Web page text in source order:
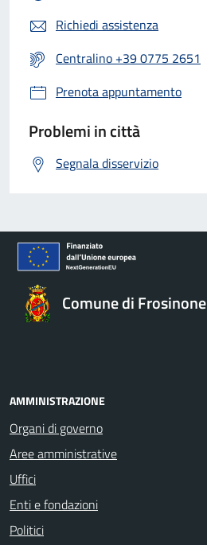
Richiedi assistenza
Centralino +39 0775 2651
Prenota appuntamento
Problemi in città
Segnala disservizio
Comune di Frosinone
AMMINISTRAZIONE
Organi di governo
Aree amministrative
Uffici
Enti e fondazioni
Politici